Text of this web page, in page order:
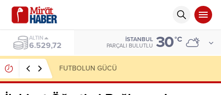
ALTIN
6.529,72
İSTANBUL
PARÇALI BULUTLU 30°C
FUTBOLUN GÜCÜ